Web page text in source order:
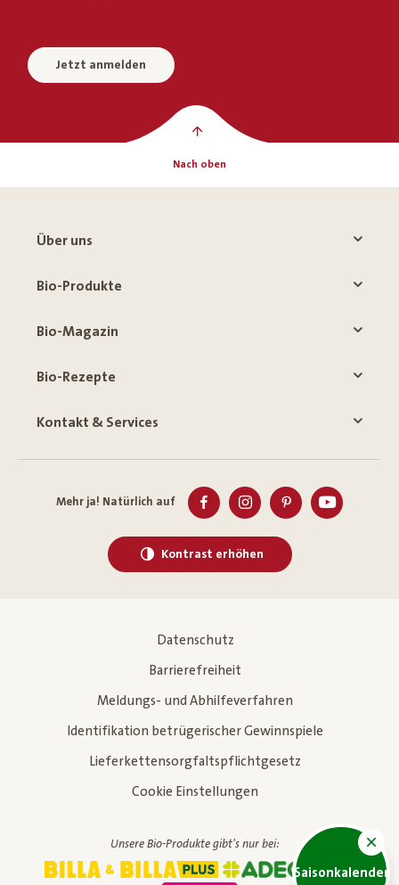
Saisonkalender
Jetzt anmelden
Nach oben
Über uns
Bio-Produkte
Bio-Magazin
Bio-Rezepte
Kontakt & Services
Mehr ja! Natürlich auf
Kontrast erhöhen
Datenschutz
Barrierefreiheit
Meldungs- und Abhilfeverfahren
Identifikation betrügerischer Gewinnspiele
Lieferkettensorgfaltspflichtgesetz
Cookie Einstellungen
Unsere Bio-Produkte gibt's nur bei: